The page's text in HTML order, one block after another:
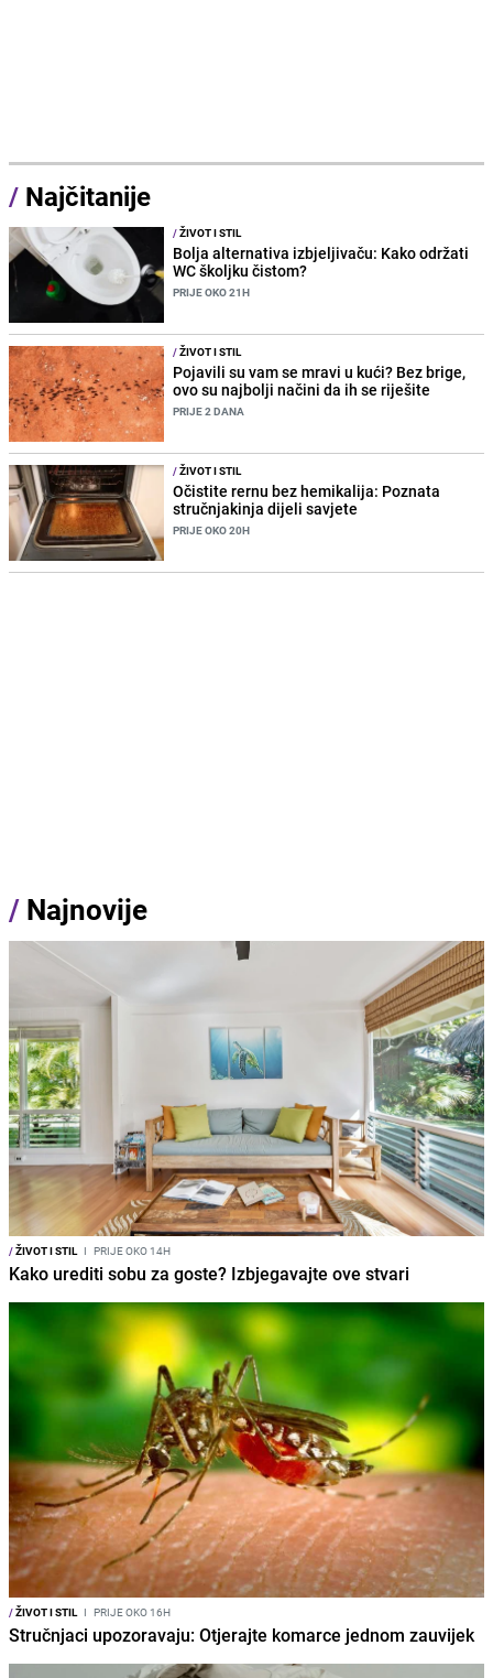
/ Najčitanije
/ŽIVOT I STIL
Bolja alternativa izbjeljivaču: Kako održati
WC školjku čistom?
PRIJE OKO 21H
/ŽIVOT I STIL
Pojavili su vam se mravi u kući? Bez brige,
ovo su najbolji načini da ih se riješite
PRIJE 2 DANA
/ŽIVOT I STIL
Očistite rernu bez hemikalija: Poznata
stručnjakinja dijeli savjete
PRIJE OKO 20H
/ Najnovije
/ŽIVOT I STIL I PRIJE OKO 14H
Kako urediti sobu za goste? Izbjegavajte ove stvari
/ŽIVOT I STIL I PRIJE OKO 16H
Stručnjaci upozoravaju: Otjerajte komarce jednom zauvijek